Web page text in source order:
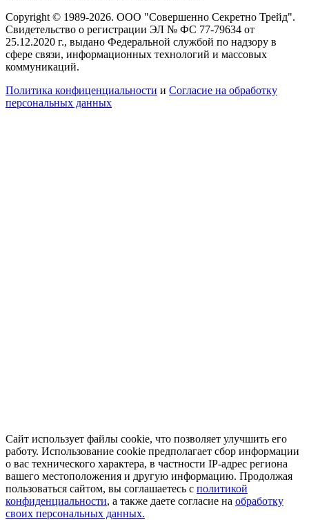
Copyright © 1989-2026. ООО "Совершенно Секретно Трейд".
Свидетельство о регистрации ЭЛ № ФС 77-79634 от
25.12.2020 г., выдано Федеральной службой по надзору в
сфере связи, информационных технологий и массовых
коммуникаций.
Политика конфиценциальности и Согласие на обработку
персональных данных
Сайт использует файлы cookie, что позволяет улучшить его
работу. Использование cookie предполагает сбор информации
о вас технического характера, в частности IP-адрес региона
вашего местоположения и другую информацию. Продолжая
пользоваться сайтом, вы соглашаетесь с политикой
конфиденциальности, а также даете согласие на обработку
своих персональных данных.